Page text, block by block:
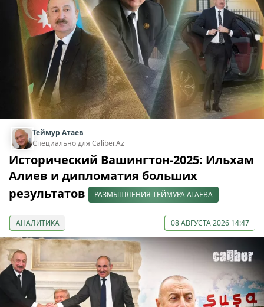
Теймур Атаев
Специально для Caliber.Az
Исторический Вашингтон-2025: Ильхам
Алиев и дипломатия больших
результатов
РАЗМЫШЛЕНИЯ ТЕЙМУРА АТАЕВА
АНАЛИТИКА 08 АВГУСТА 2026 14:47